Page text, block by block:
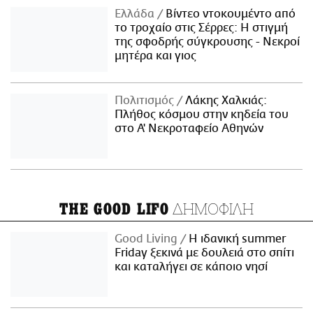
Ελλάδα
Βίντεο ντοκουμέντο από
το τροχαίο στις Σέρρες: Η στιγμή
της σφοδρής σύγκρουσης - Νεκροί
μητέρα και γιος
Πολιτισμός
Λάκης Χαλκιάς:
Πλήθος κόσμου στην κηδεία του
στο Α' Νεκροταφείο Αθηνών
THE GOOD LIFO ΔΗΜΟΦΙΛΗ
Good Living
Η ιδανική summer
Friday ξεκινά με δουλειά στο σπίτι
και καταλήγει σε κάποιο νησί